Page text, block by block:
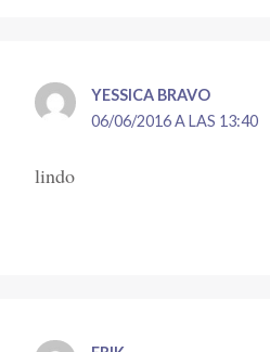
YESSICA BRAVO
06/06/2016 A LAS 13:40
lindo